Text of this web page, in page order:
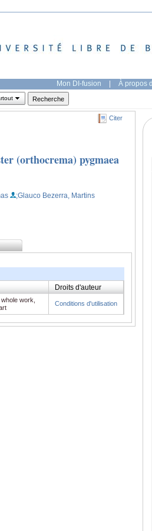
Mon DI-fusion | À propos
Citer
(orthocrema) pygmaea
;Glauco Bezerra, Martins
Droits d'auteur
work,
Conditions d'utilisation